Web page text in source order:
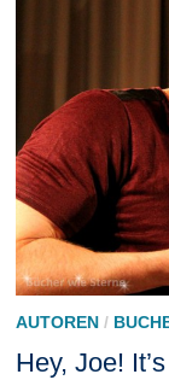
AUTOREN/
Hey, Joe!